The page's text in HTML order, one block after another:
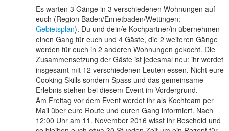
Es warten 3 Gänge in 3 verschiedenen Wohnungen auf
euch (Region Baden/Ennetbaden/Wettingen:
Gebietsplan). Du und dein/e Kochpartner/in übernehmen
einen Gang für euch und 4 Gäste, die 2 weiteren Gänge
werden für euch in 2 anderen Wohnungen gekocht. Die
Zusammensetzung der Gäste ist jedesmal neu: ihr werdet
insgesamt mit 12 verschiedenen Leuten essen. Nicht eure
Cooking Skills sondern Spass und das gemeinsame
Erlebnis stehen bei diesem Event im Vordergrund.
Am Freitag vor dem Event werdet ihr als Kochteam per
Mail über eure Route und euren Gang informiert. Nach
12:00 Uhr am 11. November 2016 wisst ihr Bescheid und